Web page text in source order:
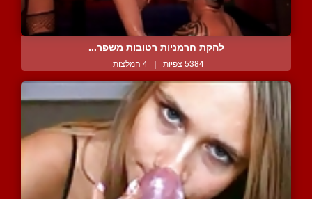
להקת חרמניות רטובות משפר...
5384 צפיות | 4 המלצות